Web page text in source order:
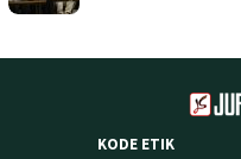
KODE ETIK